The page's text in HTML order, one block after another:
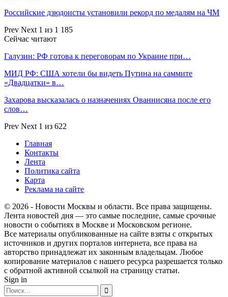
Российские дзюдоисты установили рекорд по медалям на ЧМ
Prev Next 1 из 1 185
Сейчас читают
Галузин: РФ готова к переговорам по Украине при…
МИД РФ: США хотели бы видеть Путина на саммите
«Двадцатки» в…
Захарова высказалась о назначениях Ованнисяна после его
слов…
Prev Next 1 из 622
Главная
Контакты
Лента
Политика сайта
Карта
Реклама на сайте
© 2026 - Новости Москвы и области. Все права защищены.
Лента новостей дня — это самые последние, самые срочные
новости о событиях в Москве и Московском регионе.
Все материалы опубликованные на сайте взяты с открытых
источников и других порталов интернета, все права на
авторство принадлежат их законным владельцам. Любое
копирование материалов с нашего ресурса разрешается только
с обратной активной ссылкой на страницу статьи.
Sign in